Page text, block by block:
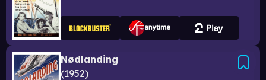
Nødlanding
1952